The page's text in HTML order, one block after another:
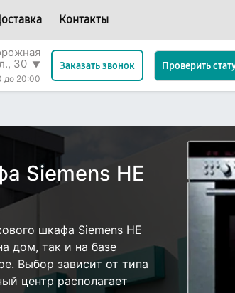
Контакты
30 ▼
до 20:00
Заказать звонок Проверить
Siemens HE
шкафа Siemens HE
дом, так и на базе
Выбор зависит от типа
центр располагает